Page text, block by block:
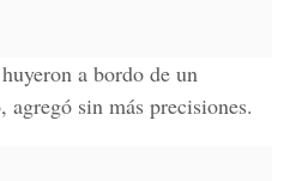
a bordo de un
, agregó sin más precisiones.